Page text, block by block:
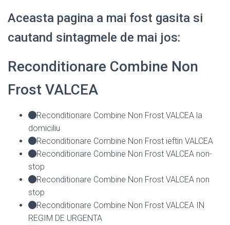
Aceasta pagina a mai fost gasita si
cautand sintagmele de mai jos:
Reconditionare Combine Non
Frost VALCEA
Reconditionare Combine Non Frost VALCEA la
domiciliu
Reconditionare Combine Non Frost ieftin VALCEA
Reconditionare Combine Non Frost VALCEA non-
stop
Reconditionare Combine Non Frost VALCEA non
stop
Reconditionare Combine Non Frost VALCEA IN
REGIM DE URGENTA